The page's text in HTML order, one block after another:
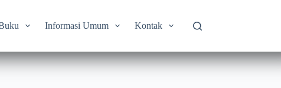
Informasi Umum Kontak